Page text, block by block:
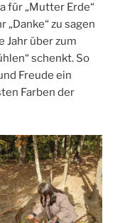
für „Mutter Erde“
„Danke“ zu sagen
Jahr über zum
schenkt. So
Freude ein
Farben der